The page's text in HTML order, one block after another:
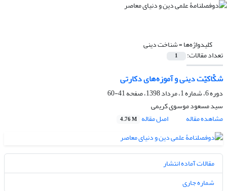
کلیدواژه‌ها =شناخت دینی
تعداد مقالات: 1
شکّاکیّت دینی و آموزه‌های دکارتی
دوره 6، شماره 1، مرداد 1398، صفحه
41-60
سید مسعود موسوی کریمی
مشاهده مقاله
اصل مقاله 4.76 M
مقالات آماده انتشار
شماره جاری